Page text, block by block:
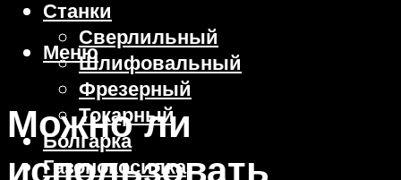
Станки
Сверлильный
Шлифовальный
Фрезерный
Токарный
Болгарка
Газонокосилка
Меню
Можно ли
использовать